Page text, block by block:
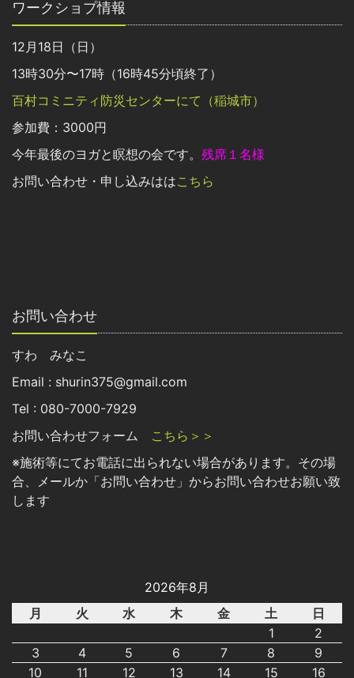
ワークショプ情報
12月18日（日）
13時30分〜17時（16時45分頃終了）
百村コミニティ防災センターにて（稲城市）
参加費：3000円
今年最後のヨガと瞑想の会です。 残席１名様
お問い合わせ・申し込みははこちら
お問い合わせ
すわ みなこ
Email : shurin375@gmail.com
Tel : 080-7000-7929
お問い合わせフォーム こちら＞＞
※施術等にてお電話に出られない場合があります。その場
合、メールか「お問い合わせ」からお問い合わせお願い致
します
2026年8月
月
火 水 木 金 土
日
1
2
3
4 5 6 7 8
9
10
11 12 13 14 15 16